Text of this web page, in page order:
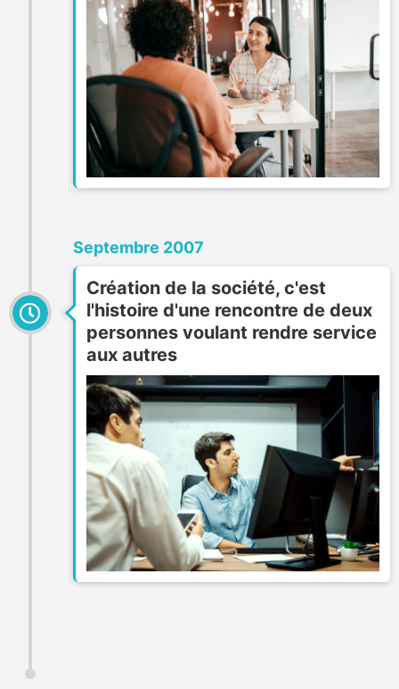
Septembre 2007
Création de la société, c'est
l'histoire d'une rencontre de deux
personnes voulant rendre service
aux autres